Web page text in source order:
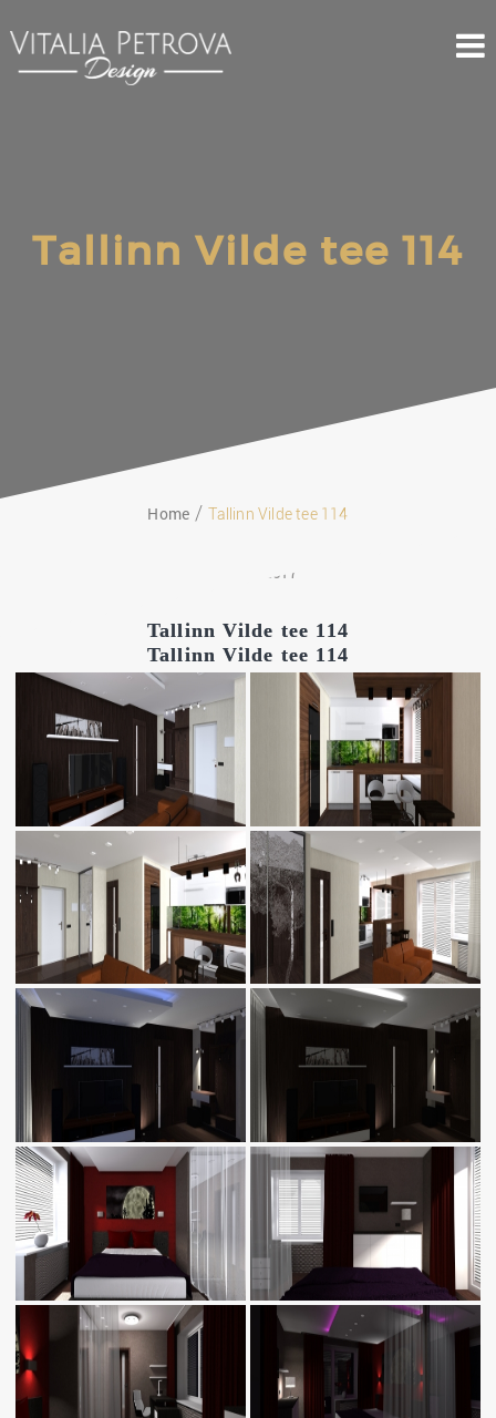
Tallinn Vilde tee 114
Home Tallinn Vilde tee 114
29.11.2017
Tallinn Vilde tee 114
Tallinn Vilde tee 114